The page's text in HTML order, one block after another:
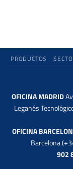
PRODUCTOS
OFICINA MADRID
Leganés
OFICINA
Barcelona
902